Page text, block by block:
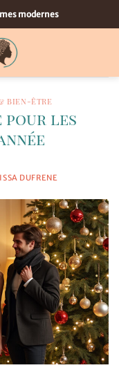
modernes
BIEN-ÊTRE
pour les
DUFRENE